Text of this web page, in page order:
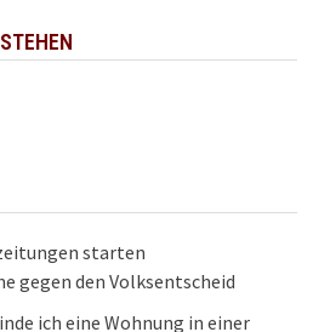
starten
gegen den Volksentscheid
ich eine Wohnung in einer